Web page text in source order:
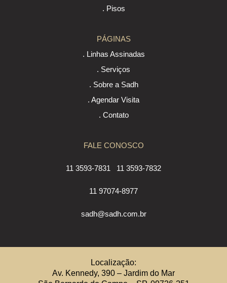
. Pisos
PÁGINAS
. Linhas Assinadas
. Serviços
. Sobre a Sadh
. Agendar Visita
. Contato
FALE CONOSCO
11 3593-7831 11 3593-7832
11 97074-8977
sadh@sadh.com.br
Localização:
Av. Kennedy, 390 – Jardim do Mar